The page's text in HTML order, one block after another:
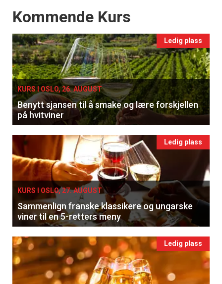
Events
Kommende Kurs
Ledig plass
KURS I OSLO, 26. AUGUST
Benytt sjansen til å smake og lære forskjellen
på hvitviner
Ledig plass
KURS I OSLO, 27. AUGUST
Sammenlign franske klassikere og ungarske
viner til en 5-retters meny
Ledig plass